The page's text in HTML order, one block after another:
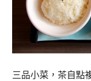
三品小菜，茶自點